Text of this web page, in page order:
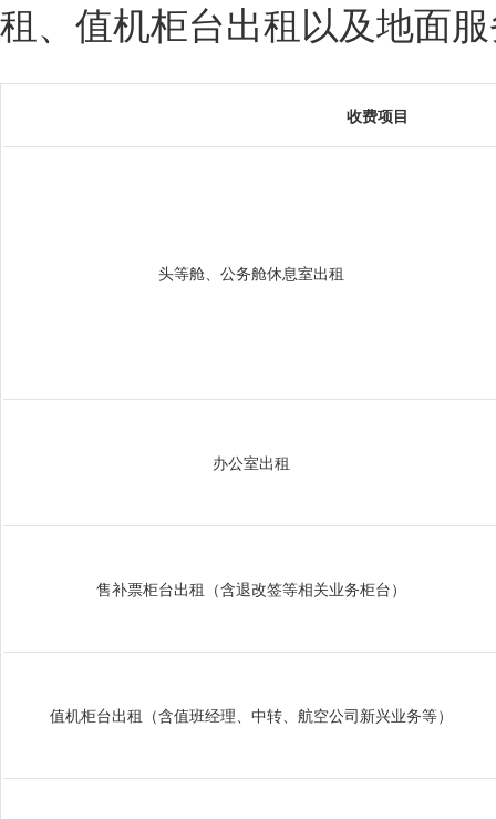
租、值机柜台出租以及地面
收费项目
头等舱、公务舱休息室出租
办公室出租
售补票柜台出租（含退改签等相关业务柜台）
值机柜台出租（含值班经理、中转、航空公司新兴业务等）